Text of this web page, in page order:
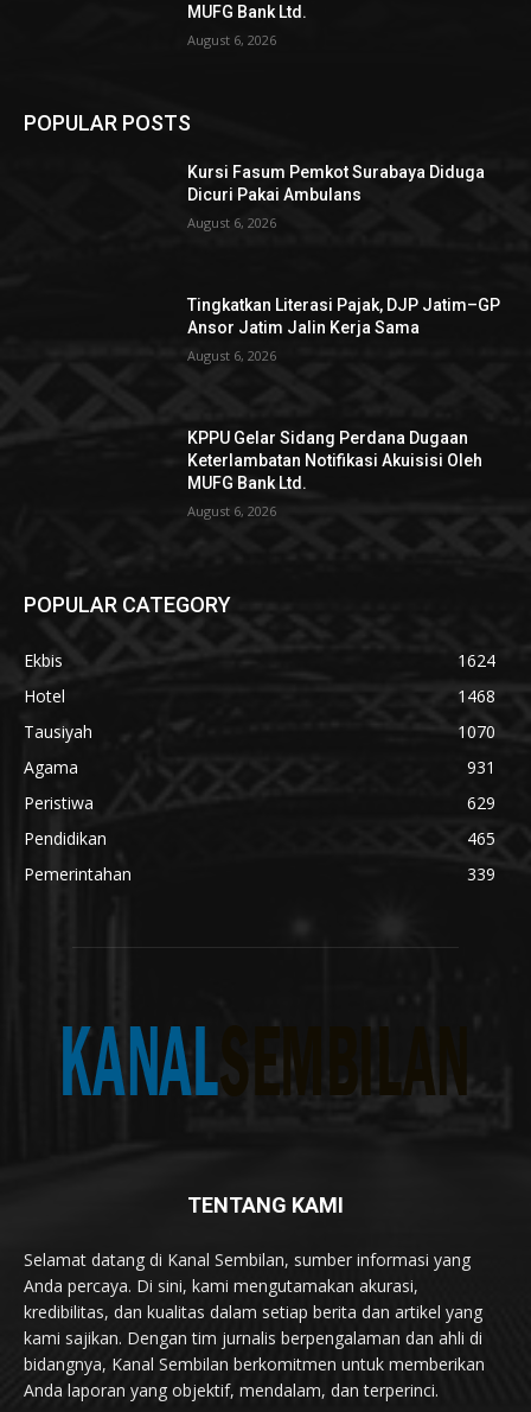
MUFG Bank Ltd.
August 6, 2026
POPULAR POSTS
Kursi Fasum Pemkot Surabaya Diduga
Dicuri Pakai Ambulans
August 6, 2026
Tingkatkan Literasi Pajak, DJP Jatim–GP
Ansor Jatim Jalin Kerja Sama
August 6, 2026
KPPU Gelar Sidang Perdana Dugaan
Keterlambatan Notifikasi Akuisisi Oleh
MUFG Bank Ltd.
August 6, 2026
POPULAR CATEGORY
Ekbis
1624
Hotel
1468
Tausiyah
1070
Agama
931
Peristiwa
629
Pendidikan
465
Pemerintahan
339
TENTANG KAMI
Selamat datang di Kanal Sembilan, sumber informasi yang
Anda percaya. Di sini, kami mengutamakan akurasi,
kredibilitas, dan kualitas dalam setiap berita dan artikel yang
kami sajikan. Dengan tim jurnalis berpengalaman dan ahli di
bidangnya, Kanal Sembilan berkomitmen untuk memberikan
Anda laporan yang objektif, mendalam, dan terperinci.